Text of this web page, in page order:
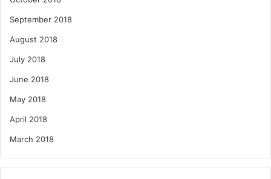
September 2018
August 2018
July 2018
June 2018
May 2018
April 2018
March 2018